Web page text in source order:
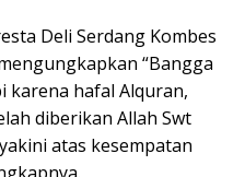
Deli Serdang Kombes
“Bangga
karena hafal Alquran,
diberikan Allah Swt
atas kesempatan